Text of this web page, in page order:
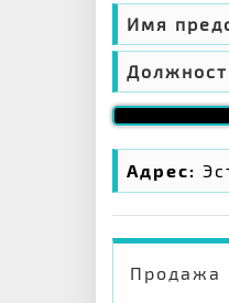
Имя
Адрес:
Продажа